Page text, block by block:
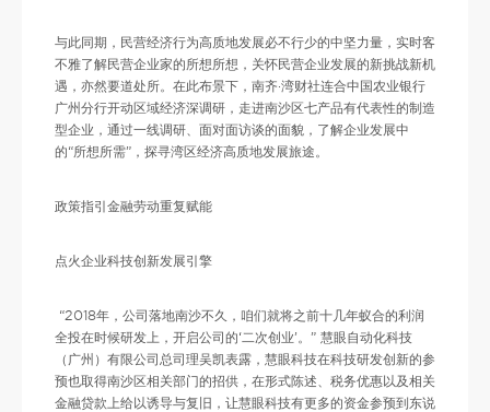
与此同期，民营经济行为高质地发展必不行少的中坚力量，实时客
不雅了解民营企业家的所想所想，关怀民营企业发展的新挑战新机
遇，亦然要道处所。在此布景下，南齐·湾财社连合中国农业银行
广州分行开动区域经济深调研，走进南沙区七产品有代表性的制造
型企业，通过一线调研、面对面访谈的面貌，了解企业发展中
的“所想所需”，探寻湾区经济高质地发展旅途。
政策指引金融劳动重复赋能
点火企业科技创新发展引擎
“2018年，公司落地南沙不久，咱们就将之前十几年蚁合的利润
全投在时候研发上，开启公司的‘二次创业’。” 慧眼自动化科技
（广州）有限公司总司理吴凯表露，慧眼科技在科技研发创新的参
预也取得南沙区相关部门的招供，在形式陈述、税务优惠以及相关
金融贷款上给以诱导与复旧，让慧眼科技有更多的资金参预到东说